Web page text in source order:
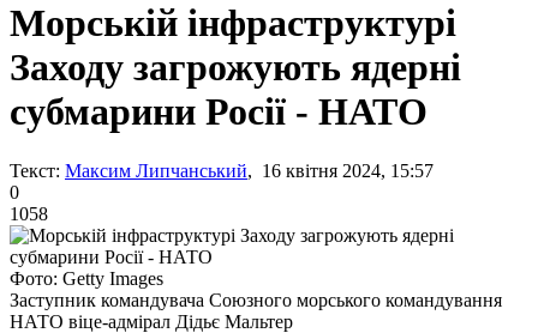
Морській інфраструктурі
Заходу загрожують ядерні
субмарини Росії - НАТО
Текст: Максим Липчанський, 16 квітня 2024, 15:57
0
1058
Фото: Getty Images
Заступник командувача Союзного морського командування
НАТО віце-адмірал Дідьє Мальтер